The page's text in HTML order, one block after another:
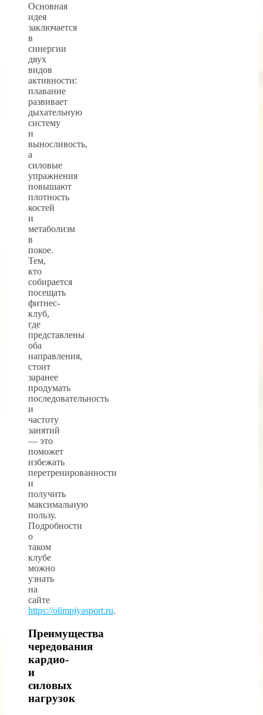
Основная
идея
заключается
в
синергии
двух
видов
активности:
плавание
развивает
дыхательную
систему
и
выносливость,
а
силовые
упражнения
повышают
плотность
костей
и
метаболизм
в
покое.
Тем,
кто
собирается
посещать
фитнес-
клуб,
где
представлены
оба
направления,
стоит
заранее
продумать
последовательность
и
частоту
занятий
— это
поможет
избежать
перетренированности
и
получить
максимальную
пользу.
Подробности
о
таком
клубе
можно
узнать
на
сайте
https://olimpiyasport.ru.
Преимущества
чередования
кардио-
и
силовых
нагрузок